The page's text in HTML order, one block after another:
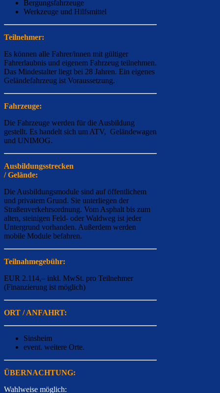
Bergungsfahrzeuge
Werkzeuge und Hilfsmittel
Teilnehmer:
Es können alle Fahrer/innen mit gültiger
Fahrerlaubnis und eigenem Fahrzeug teilnehmen.
Das Mindestalter liegt bei 28 Jahren. Ein eigenes
Geländefahrzeug ist Voraussetzung.
Fahrzeuge:
Die Fahrzeuge werden für die Ausbildung
gestellt. Es handelt sich um ATV, Geländewagen
und UNIMOG.
Ausbildungsstrecken
/ Gelände:
Die Ausbildungsmodule sind auf öffentlichem
und privatem Grund. Sie unterliegen der
Straßenverkehrsordnung. Vom Asphalt bis zum
alten, steinigen Feld- oder Waldweg ist jeder
Untergrund vorhanden. Außerdem werden
mobile Module befahren.
Teilnahmegebühr:
EUR 2.114,– inkl. MwSt. pro Teilnehmer
(Finanzierung ist möglich)
ORT / ANFAHRT:
Sinsheim
event. weitere Orte.
ÜBERNACHTUNG:
Wahlweise möglich: